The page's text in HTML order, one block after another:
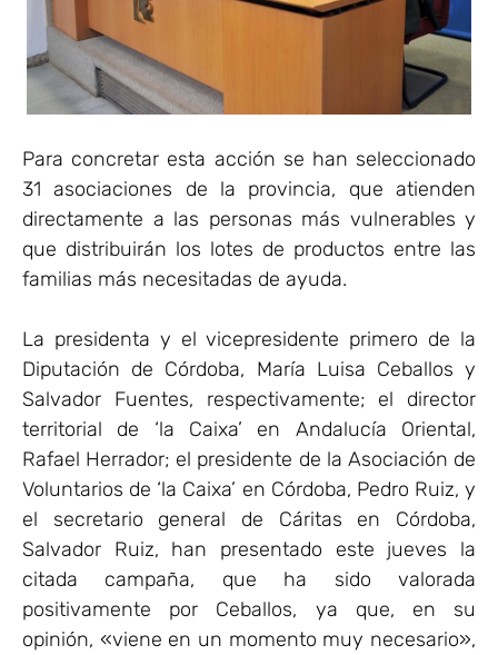
Para concretar esta acción se han seleccionado
31 asociaciones de la provincia, que atienden
directamente a las personas más vulnerables y
que distribuirán los lotes de productos entre las
familias más necesitadas de ayuda.
La presidenta y el vicepresidente primero de la
Diputación de Córdoba, María Luisa Ceballos y
Salvador Fuentes, respectivamente; el director
territorial de ‘la Caixa’ en Andalucía Oriental,
Rafael Herrador; el presidente de la Asociación de
Voluntarios de ‘la Caixa’ en Córdoba, Pedro Ruiz, y
el secretario general de Cáritas en Córdoba,
Salvador Ruiz, han presentado este jueves la
citada campaña, que ha sido valorada
positivamente por Ceballos, ya que, en su
opinión, «viene en un momento muy necesario»,